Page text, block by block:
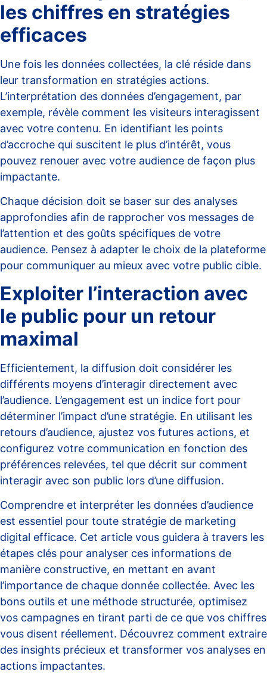
les chiffres en stratégies
efficaces
Une fois les données collectées, la clé réside dans
leur transformation en stratégies actions.
L’interprétation des données d’engagement, par
exemple, révèle comment les visiteurs interagissent
avec votre contenu. En identifiant les points
d’accroche qui suscitent le plus d’intérêt, vous
pouvez renouer avec votre audience de façon plus
impactante.
Chaque décision doit se baser sur des analyses
approfondies afin de rapprocher vos messages de
l’attention et des goûts spécifiques de votre
audience. Pensez à adapter le choix de la plateforme
pour communiquer au mieux avec votre public cible.
Exploiter l’interaction avec
le public pour un retour
maximal
Efficientement, la diffusion doit considérer les
différents moyens d’interagir directement avec
l’audience. L’engagement est un indice fort pour
déterminer l’impact d’une stratégie. En utilisant les
retours d’audience, ajustez vos futures actions, et
configurez votre communication en fonction des
préférences relevées, tel que décrit sur comment
interagir avec son public lors d’une diffusion.
Comprendre et interpréter les données d’audience
est essentiel pour toute stratégie de marketing
digital efficace. Cet article vous guidera à travers les
étapes clés pour analyser ces informations de
manière constructive, en mettant en avant
l’importance de chaque donnée collectée. Avec les
bons outils et une méthode structurée, optimisez
vos campagnes en tirant parti de ce que vos chiffres
vous disent réellement. Découvrez comment extraire
des insights précieux et transformer vos analyses en
actions impactantes.